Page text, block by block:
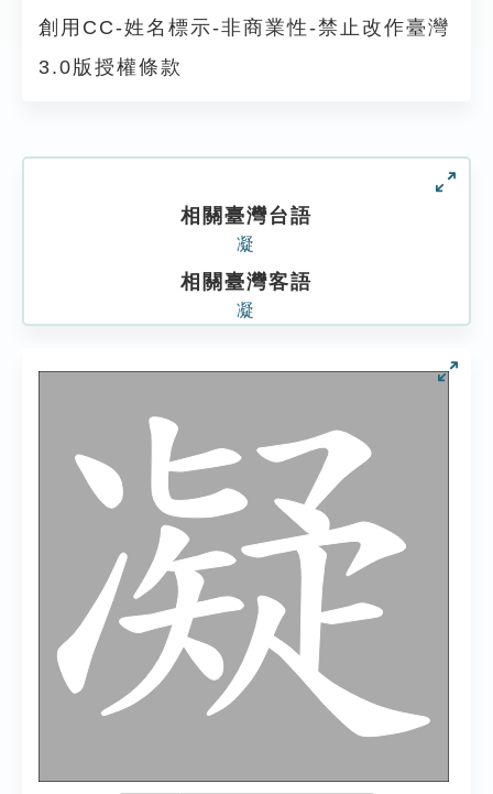
創用CC-姓名標示-非商業性-禁止改作臺灣
3.0版授權條款
相關臺灣台語
凝
相關臺灣客語
凝